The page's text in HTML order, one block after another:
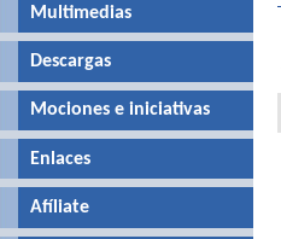
Multimedias
Descargas
Mociones e iniciativas
Enlaces
Afíliate